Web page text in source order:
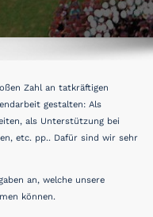
Zahl an tatkräftigen
gestalten: Als
als Unterstützung bei
etc. pp.. Dafür sind wir sehr
an, welche unsere
können.